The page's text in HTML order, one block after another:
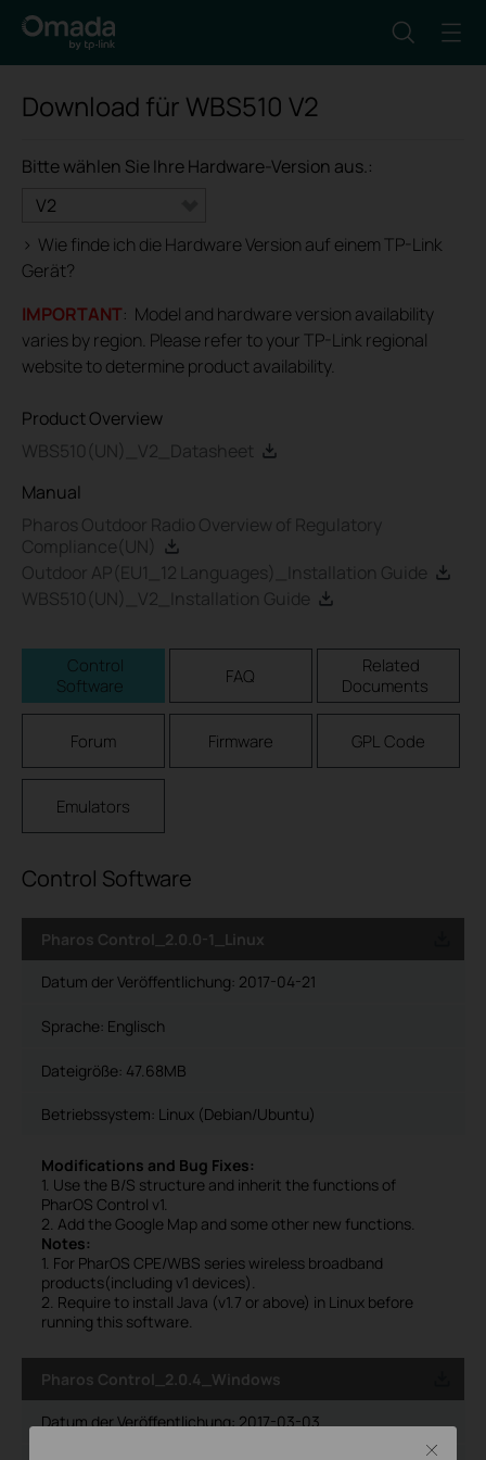
Download für WBS510 V2
Bitte wählen Sie Ihre Hardware-Version aus.:
V2
> Wie finde ich die Hardware Version auf einem TP-Link
Gerät?
IMPORTANT: Model and hardware version availability
varies by region. Please refer to your TP-Link regional
website to determine product availability.
Product Overview
WBS510(UN)_V2_Datasheet
Manual
Pharos Outdoor Radio Overview of Regulatory
Compliance(UN)
Outdoor AP(EU1_12 Languages)_Installation Guide
WBS510(UN)_V2_Installation Guide
Control
Software
FAQ
Related
Documents
Forum Firmware GPL Code
Emulators
Control Software
Pharos Control_2.0.0-1_Linux
Datum der Veröffentlichung: 2017-04-21
Sprache: Englisch
Dateigröße: 47.68MB
Betriebssystem: Linux (Debian/Ubuntu)
Modifications and Bug Fixes:
1. Use the B/S structure and inherit the functions of
PharOS Control v1.
2. Add the Google Map and some other new functions.
Notes:
1. For PharOS CPE/WBS series wireless broadband
products(including v1 devices).
2. Require to install Java (v1.7 or above) in Linux before
running this software.
Pharos Control_2.0.4_Windows
Datum der Veröffentlichung: 2017-03-03
Close